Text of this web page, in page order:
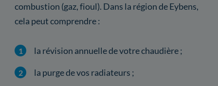
combustion (gaz, fioul). Dans la région de Eybens,
cela peut comprendre :
la révision annuelle de votre chaudière ;
la purge de vos radiateurs ;